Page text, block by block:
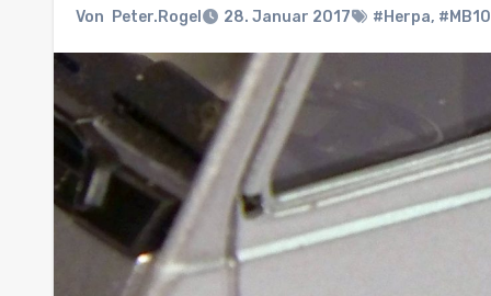
Von Peter.Rogel 28. Januar 2017 #Herpa,